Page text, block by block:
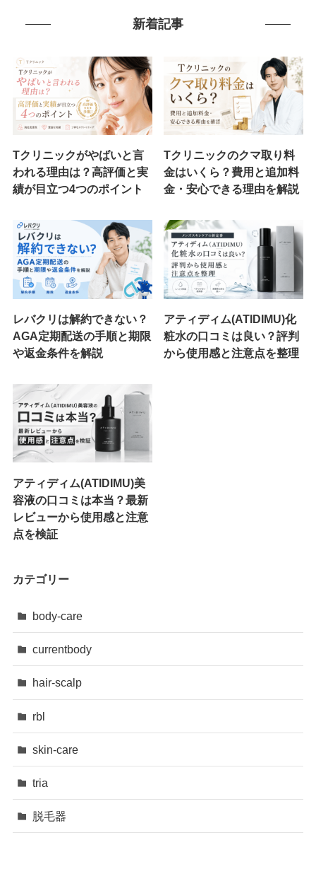
新着記事
Tクリニックがやばいと言
われる理由は？高評価と実
績が目立つ4つのポイント
Tクリニックのクマ取り料
金はいくら？費用と追加料
金・安心できる理由を解説
レバクリは解約できない？
AGA定期配送の手順と期限
や返金条件を解説
アティディム(ATIDIMU)化
粧水の口コミは良い？評判
から使用感と注意点を整理
アティディム(ATIDIMU)美
容液の口コミは本当？最新
レビューから使用感と注意
点を検証
カテゴリー
body-care
currentbody
hair-scalp
rbl
skin-care
tria
脱毛器